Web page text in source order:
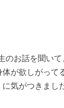
のお話を聞い
が欲しがって
気がつきまし